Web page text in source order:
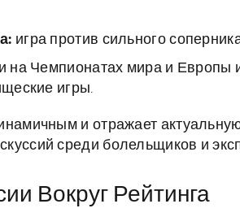
игра против сильного
на Чемпионатах мира и Европы
игры.
и отражает
среди болельщиков и
Вокруг Рейтинга